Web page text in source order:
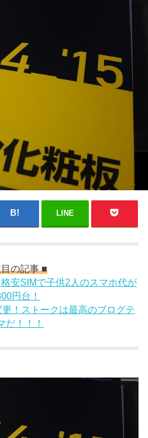
LINE
の記事 ■
安SIMで子供2人のスマホ代が
円台！
！ストークは最高のブログテ
だ！！！